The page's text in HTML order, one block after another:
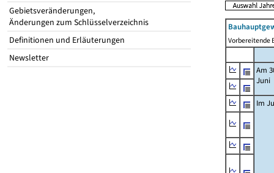
Gebietsveränderungen,
Änderungen zum Schlüsselverzeichnis
Definitionen und Erläuterungen
Newsletter
Vorbereitende
Am
Juni
Im